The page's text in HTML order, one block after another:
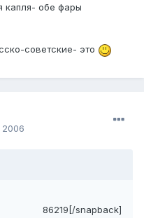
капля- обе фары
советские- это
2006
86219[/snapback]